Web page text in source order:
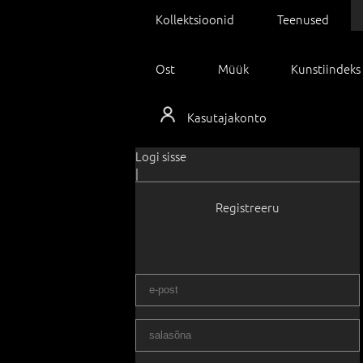
Kollektsioonid Teenused
Ost Müük Kunstiindeks
Kasutajakonto
Logi sisse
|
Registreeru